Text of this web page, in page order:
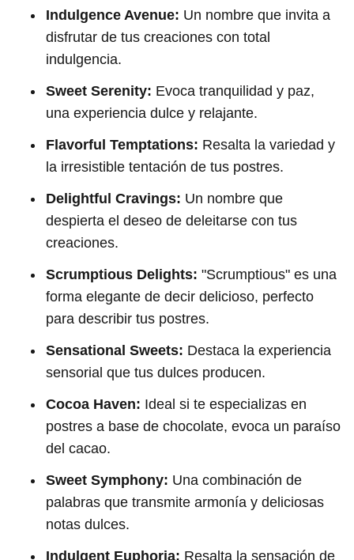
Indulgence Avenue: Un nombre que invita a
disfrutar de tus creaciones con total
indulgencia.
Sweet Serenity: Evoca tranquilidad y paz,
una experiencia dulce y relajante.
Flavorful Temptations: Resalta la variedad y
la irresistible tentación de tus postres.
Delightful Cravings: Un nombre que
despierta el deseo de deleitarse con tus
creaciones.
Scrumptious Delights: "Scrumptious" es una
forma elegante de decir delicioso, perfecto
para describir tus postres.
Sensational Sweets: Destaca la experiencia
sensorial que tus dulces producen.
Cocoa Haven: Ideal si te especializas en
postres a base de chocolate, evoca un paraíso
del cacao.
Sweet Symphony: Una combinación de
palabras que transmite armonía y deliciosas
notas dulces.
Indulgent Euphoria: Resalta la sensación de